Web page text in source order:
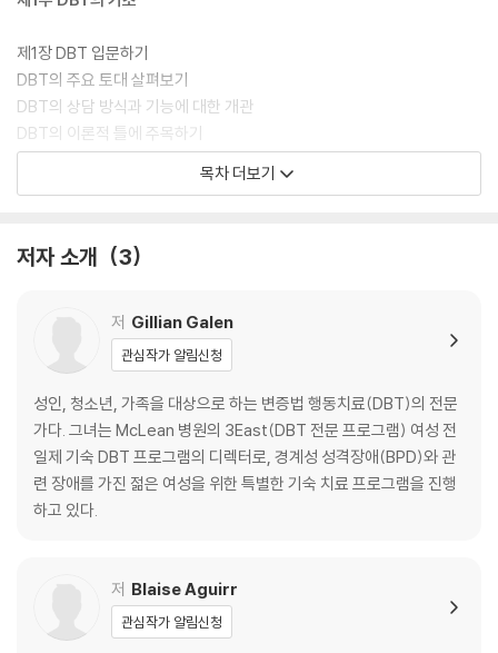
제1장 DBT 입문하기
DBT의 주요 토대 살펴보기
DBT의 상담 방식과 기능에 대한 개관
DBT의 이론적 틀에 주목하기
DBT 상담 단계 살펴보기
생물사회적 이론으로 시작하기
포괄적인 치료 접근의 기능과 목표
치료 유형 확인하기
변증법적 통합
제3장 다중적 관점 받아들이기
첫 반응에 질문하기
당신의 인식을 확장하기
제4장 충동성에서 능동적 즉흥성으로 나아가기
충동성과 즉흥성을 구분하기
자동적 반응에서 벗어나기
목차 더보기
저자 소개 3
저 Gillian Galen
관심작가 알림신청
성인, 청소년, 가족을 대상으로 하는 변증법 행동치료(DBT)의 전문
가다. 그녀는 McLean 병원의 3East(DBT 전문 프로그램) 여성 전
일제 기숙 DBT 프로그램의 디렉터로, 경계성 성격장애(BPD)와 관
련 장애를 가진 젊은 여성을 위한 특별한 기숙 치료 프로그램을 진행
하고 있다.
저 Blaise Aguirr
관심작가 알림신청